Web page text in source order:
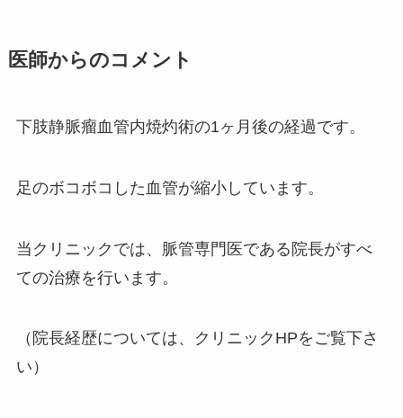
医師からのコメント
下肢静脈瘤血管内焼灼術の1ヶ月後の経過です。
足のボコボコした血管が縮小しています。
当クリニックでは、脈管専門医である院長がすべ
ての治療を行います。
（院長経歴については、クリニックHPをご覧下さ
い）